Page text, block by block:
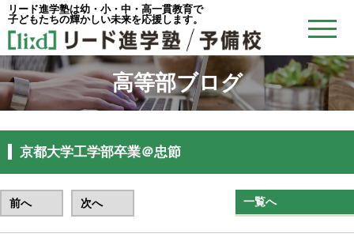
リード進学塾は幼・小・中・高一貫教育で
子どもたちの輝かしい未来を応援します。
高等部ブログ
京都大学工学部卒業＠忠節
前へ 次へ 一覧へ